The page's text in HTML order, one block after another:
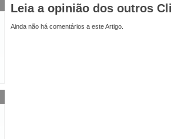
Leia a opinião dos outros
Ainda não há comentários a este Artigo.